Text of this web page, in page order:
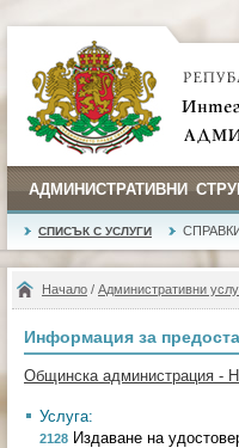
АДМИНИСТРАТИВНИ
СПИСЪК С УСЛУГИ
Начало / Административни
Информация за
Общинска администрация -
Услуга:
2128 Издаване на